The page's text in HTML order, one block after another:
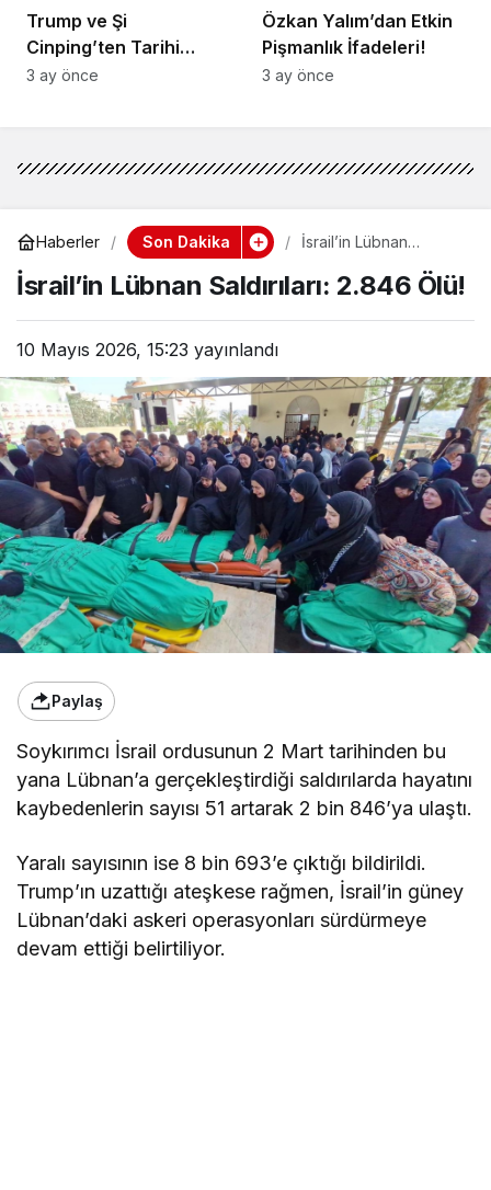
Trump ve Şi
Cinping’ten Tarihi
Ortaklık Mesajı
3 ay önce
Özkan Yalım’dan Etkin
Pişmanlık İfadeleri!
3 ay önce
Haberler Son Dakika
İsrail’in Lübnan
İsrail’in Lübnan Saldırıları: 2.846 Ölü!
10 Mayıs 2026, 15:23 yayınlandı
Paylaş
Soykırımcı İsrail ordusunun 2 Mart tarihinden bu
yana Lübnan’a gerçekleştirdiği saldırılarda hayatını
kaybedenlerin sayısı 51 artarak 2 bin 846’ya ulaştı.
Yaralı sayısının ise 8 bin 693’e çıktığı bildirildi.
Trump’ın uzattığı ateşkese rağmen, İsrail’in güney
Lübnan’daki askeri operasyonları sürdürmeye
devam ettiği belirtiliyor.